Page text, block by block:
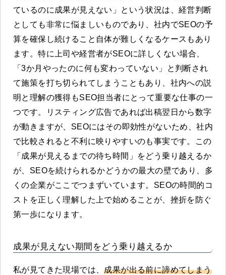
ているのに成果が見えない」という状況は、経営判断
としても非常に悩ましいものであり、社内でSEOの予
算を確保し続けること自体が難しくなるケースもあり
ます。特に上司や経営者がSEOに詳しくない場合、
「3か月やったのに何も変わっていない」と判断され
て施策を打ち切られてしまうこともあり、社内への説
明と理解の獲得もSEO担当者にとって重要な仕事の一
つです。リスティング広告であれば出稿翌日から数字
が動きますが、SEOにはその即効性がないため、社内
で比較されると不利に映りやすいのも事実です。この
「成果が見えるまでの待ち時間」をどう乗り越えるか
が、SEOを続けられるかどうかの最大の壁であり、多
くの企業がここでつまずいています。SEOの時間的コ
ストを正しく理解した上で始めることが、挫折を防ぐ
第一歩になります。
成果が見えない期間をどう乗り越えるか
私が見てきた現場では、成果が出る前に諦めてしまう